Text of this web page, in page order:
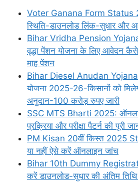
Voter Ganana Form Status
स्थिति-डाउनलोड लिंक-सुधार और
Bihar Vridha Pension
वृद्धा पेंशन योजना के लिए आवेदन
माह पेंशन
Bihar Diesel Anudan
योजना 2025-26-किसानों को
अनुदान-100 करोड़ रुपए जारी
SSC MTS Bharti 2025:
प्रक्रिया और परीक्षा पैटर्न की पूरी
PM Kisan 20वीं किस्त 2025
या नहीं ऐसे करें ऑनलाइन जांच
Bihar 10th Dummy
करें डाउनलोड-सुधार की अंतिम तिथि